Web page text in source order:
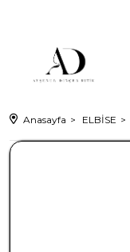
Anasayfa ELBİSE